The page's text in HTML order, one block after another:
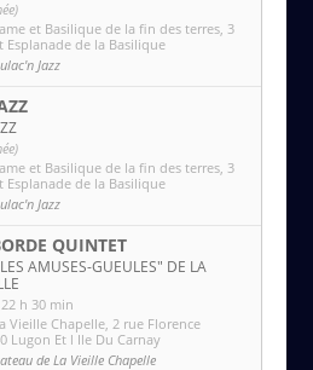
et Basilique de la fin des terres , 3
Esplanade de la Basilique
Jazz
et Basilique de la fin des terres , 3
Esplanade de la Basilique
Jazz
QUINTET
AMUSES-GUEULES" DE LA
h 30 min
Vieille Chapelle , 2 rue Florence
Lugon Et l Ile Du Carnay
de La Vieille Chapelle